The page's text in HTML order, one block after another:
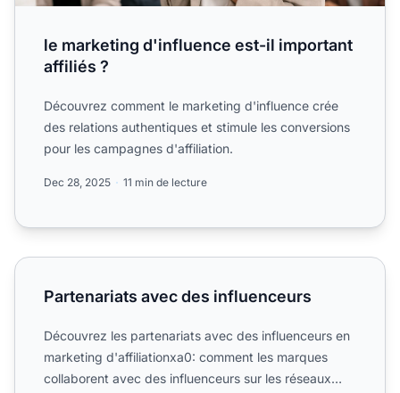
le marketing d'influence est-il important
affiliés ?
Découvrez comment le marketing d'influence crée
des relations authentiques et stimule les conversions
pour les campagnes d'affiliation.
Dec 28, 2025 11 min de lecture
Partenariats avec des influenceurs
Partenariats avec des influenceurs
Découvrez les partenariats avec des influenceurs en
marketing d'affiliationxa0: comment les marques
collaborent avec des influenceurs sur les réseaux